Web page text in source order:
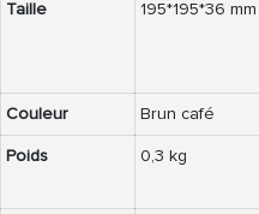
Taille 195*195*36 mm
Couleur Brun café
Poids 0,3 kg